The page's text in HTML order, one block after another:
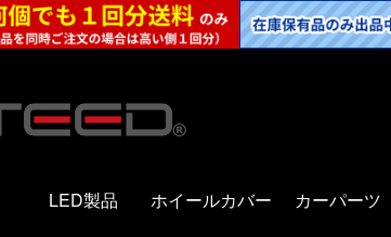
LED製品 ホイールカバー カーパーツ